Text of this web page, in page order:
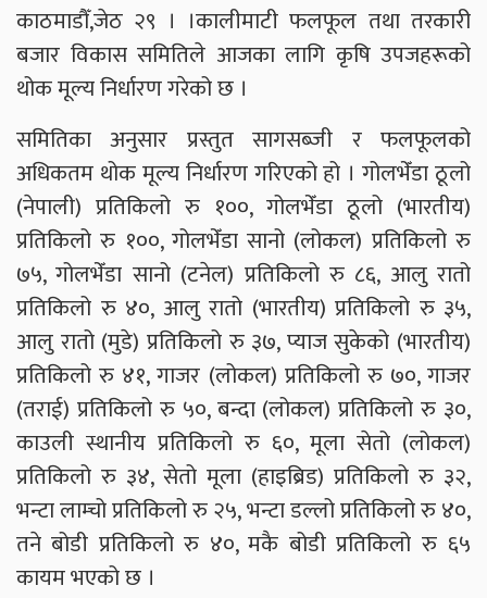
काठमाडौँ,जेठ २९ । ।कालीमाटी फलफूल तथा तरकारी
बजार विकास समितिले आजका लागि कृषि उपजहरूको
थोक मूल्य निर्धारण गरेको छ ।
समितिका अनुसार प्रस्तुत सागसब्जी र फलफूलको
अधिकतम थोक मूल्य निर्धारण गरिएको हो । गोलभेँडा ठूलो
(नेपाली) प्रतिकिलो रु १००, गोलभेँडा ठूलो (भारतीय)
प्रतिकिलो रु १००, गोलभेँडा सानो (लोकल) प्रतिकिलो रु
७५, गोलभेँडा सानो (टनेल) प्रतिकिलो रु ८६, आलु रातो
प्रतिकिलो रु ४०, आलु रातो (भारतीय) प्रतिकिलो रु ३५,
आलु रातो (मुडे) प्रतिकिलो रु ३७, प्याज सुकेको (भारतीय)
प्रतिकिलो रु ४१, गाजर (लोकल) प्रतिकिलो रु ७०, गाजर
(तराई) प्रतिकिलो रु ५०, बन्दा (लोकल) प्रतिकिलो रु ३०,
काउली स्थानीय प्रतिकिलो रु ६०, मूला सेतो (लोकल)
प्रतिकिलो रु ३४, सेतो मूला (हाइब्रिड) प्रतिकिलो रु ३२,
भन्टा लाम्चो प्रतिकिलो रु २५, भन्टा डल्लो प्रतिकिलो रु ४०,
तने बोडी प्रतिकिलो रु ४०, मकै बोडी प्रतिकिलो रु ६५
कायम भएको छ ।